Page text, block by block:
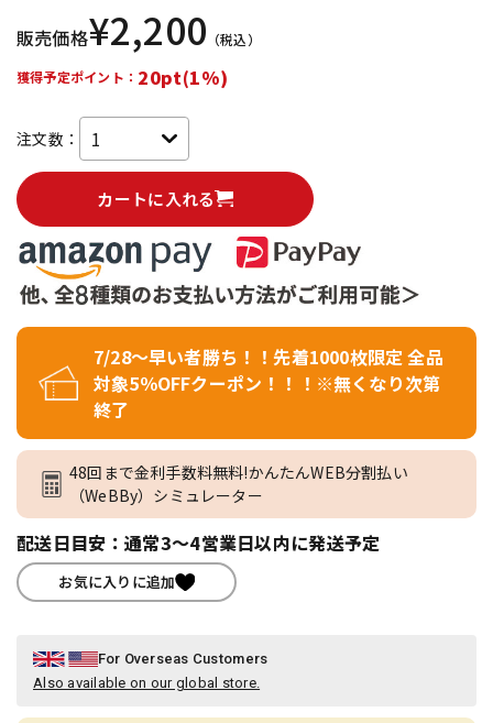
販売価格¥2,200 （税込）
獲得予定ポイント： 20pt(1%)
注文数：
カートに入れる
7/28～早い者勝ち！！先着1000枚限定 全品
対象5％OFFクーポン！！！※無くなり次第
終了
48回まで金利手数料無料!かんたんWEB分割払い
（WeBBy）シミュレーター
配送日目安：通常3～4営業日以内に発送予定
お気に入りに追加
For Overseas Customers
Also available on our global store.